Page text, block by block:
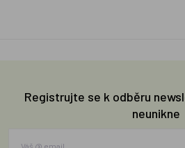
Registrujte se k odběru
neunikne